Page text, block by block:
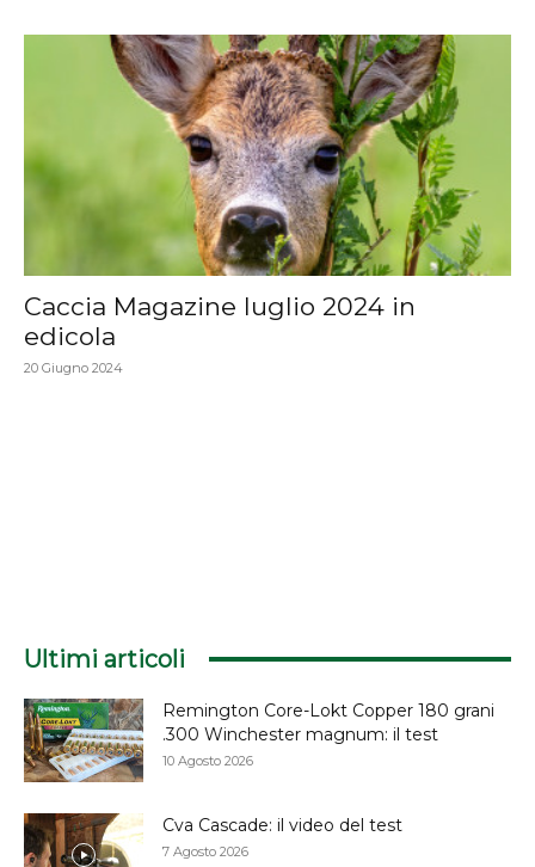
Caccia Magazine luglio 2024 in
edicola
20 Giugno 2024
Ultimi articoli
Remington Core-Lokt Copper 180 grani
.300 Winchester magnum: il test
10 Agosto 2026
Cva Cascade: il video del test
7 Agosto 2026